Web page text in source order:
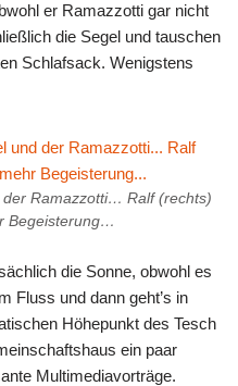
er Ramazzotti gar nicht
die Segel und tauschen
Schlafsack. Wenigstens
Ramazzotti… Ralf (rechts)
Begeisterung…
die Sonne, obwohl es
Fluss und dann geht’s in
Höhepunkt des Tesch
ein paar
Multimediavorträge.